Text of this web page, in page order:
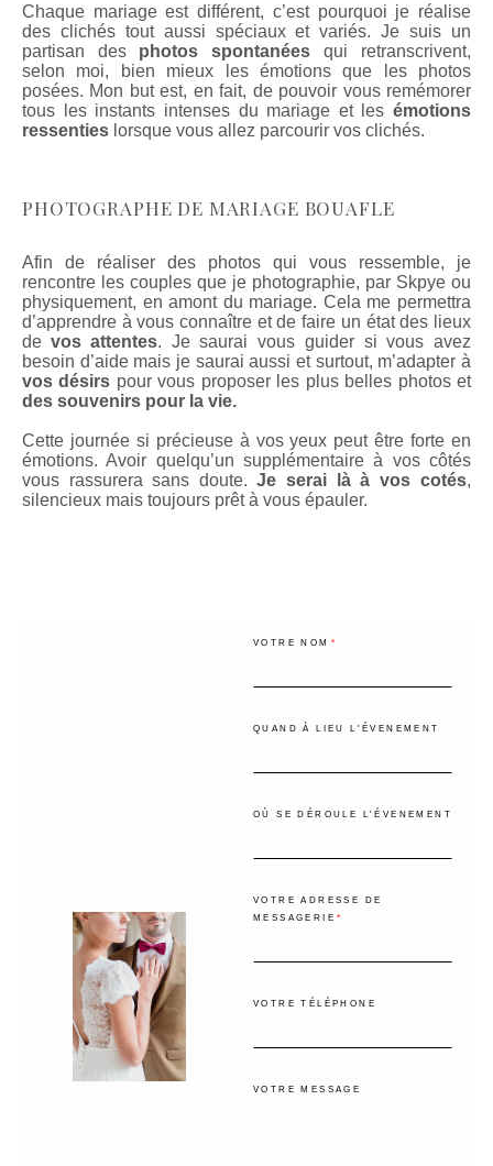
Chaque mariage est différent, c’est pourquoi je réalise
des clichés tout aussi spéciaux et variés. Je suis un
partisan des photos spontanées qui retranscrivent,
selon moi, bien mieux les émotions que les photos
posées. Mon but est, en fait, de pouvoir vous remémorer
tous les instants intenses du mariage et les émotions
ressenties lorsque vous allez parcourir vos clichés.
PHOTOGRAPHE DE MARIAGE BOUAFLE
Afin de réaliser des photos qui vous ressemble, je
rencontre les couples que je photographie, par Skpye ou
physiquement, en amont du mariage. Cela me permettra
d’apprendre à vous connaître et de faire un état des lieux
de vos attentes. Je saurai vous guider si vous avez
besoin d’aide mais je saurai aussi et surtout, m’adapter à
vos désirs pour vous proposer les plus belles photos et
des souvenirs pour la vie.
Cette journée si précieuse à vos yeux peut être forte en
émotions. Avoir quelqu’un supplémentaire à vos côtés
vous rassurera sans doute. Je serai là à vos cotés,
silencieux mais toujours prêt à vous épauler.
VOTRE NOM
QUAND À LIEU L'ÉVENEMENT
OÙ SE DÉROULE L'ÉVENEMENT
VOTRE ADRESSE DE
MESSAGERIE
VOTRE TÉLÉPHONE
VOTRE MESSAGE